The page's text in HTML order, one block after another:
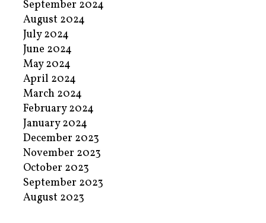
September 2024
August 2024
July 2024
June 2024
May 2024
April 2024
March 2024
February 2024
January 2024
December 2023
November 2023
October 2023
September 2023
August 2023